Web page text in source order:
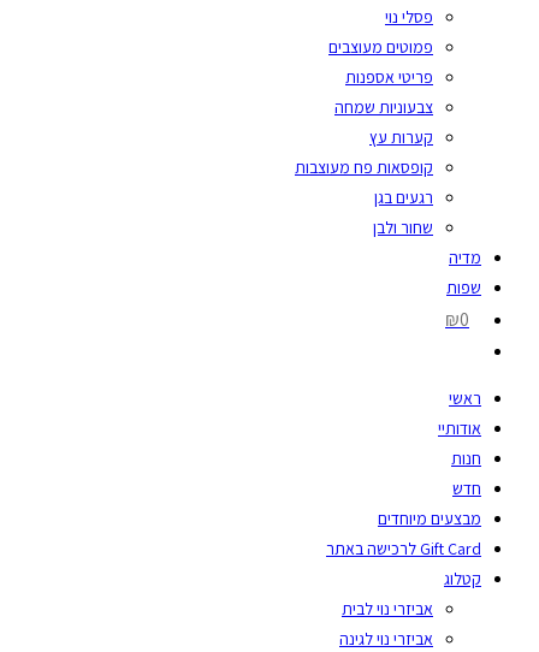
פסלי נוי
פמוטים מעוצבים
פריטי אספנות
צבעוניות שמחה
קערות עץ
קופסאות פח מעוצבות
רגעים בגן
שחור ולבן
מדיה
שפות
₪0
ראשי
אודותיי
חנות
חדש
מבצעים מיוחדים
Gift Card לרכישה באתר
קטלוג
אביזרי נוי לבית
אביזרי נוי לגינה